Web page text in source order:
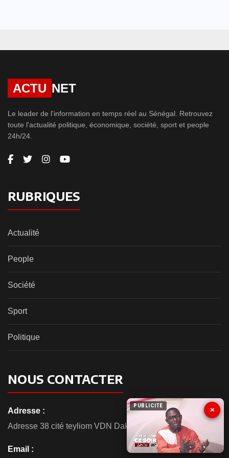
ACTU NET
Le leader de l'information en temps réel au Sénégal. Retrouvez
toute l'actualité politique, économique, société, sport et people
24h/24.
RUBRIQUES
Actualité
People
Société
Sport
Politique
NOUS CONTACTER
Adresse :
Adresse 38 cité teyliom VDN Dakar
Email :
×
PUBLICITE